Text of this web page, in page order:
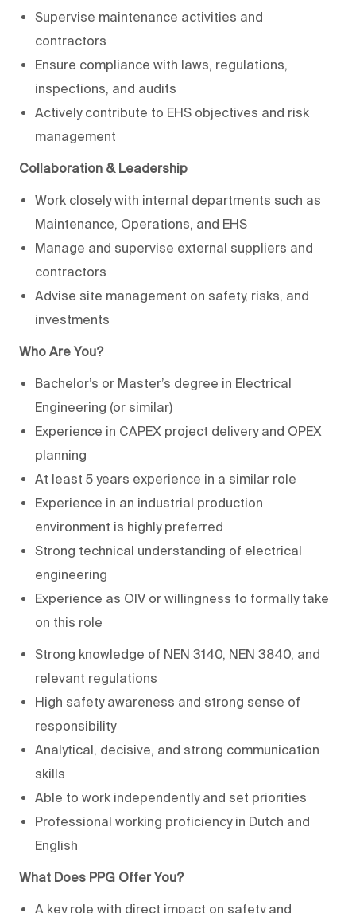
Supervise maintenance activities and
contractors
Ensure compliance with laws, regulations,
inspections, and audits
Actively contribute to EHS objectives and risk
management
Collaboration & Leadership
Work closely with internal departments such as
Maintenance, Operations, and EHS
Manage and supervise external suppliers and
contractors
Advise site management on safety, risks, and
investments
Who Are You?
Bachelor’s or Master’s degree in Electrical
Engineering (or similar)
Experience in CAPEX project delivery and OPEX
planning
At least 5 years experience in a similar role
Experience in an industrial production
environment is highly preferred
Strong technical understanding of electrical
engineering
Experience as OIV or willingness to formally take
on this role
Strong knowledge of NEN 3140, NEN 3840, and
relevant regulations
High safety awareness and strong sense of
responsibility
Analytical, decisive, and strong communication
skills
Able to work independently and set priorities
Professional working proficiency in Dutch and
English
What Does PPG Offer You?
A key role with direct impact on safety and